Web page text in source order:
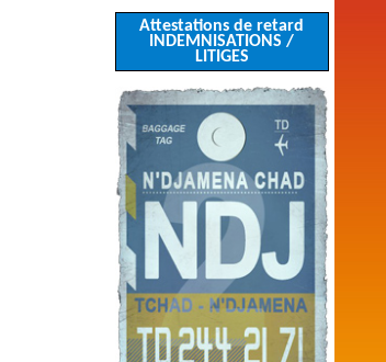
Attestations de retard
INDEMNISATIONS /
LITIGES